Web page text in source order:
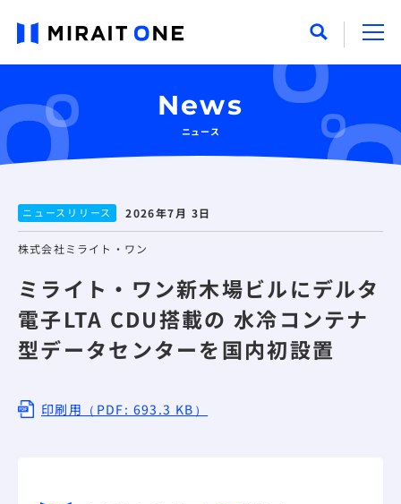
News
ニュース
ニュースリリース 2026年7月 3日
株式会社ミライト・ワン
ミライト・ワン新木場ビルにデルタ
電子LTA CDU搭載の 水冷コンテナ
型データセンターを国内初設置
印刷用（PDF: 693.3 KB）